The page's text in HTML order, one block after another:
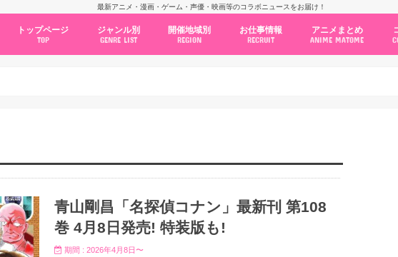
最新アニメ・漫画・ゲーム・声優・映画等のコラボニュースをお届け！
トップページ
TOP
ジャンル別
GENRE LIST
開催地域別
REGION
お仕事情報
RECRUIT
アニメまとめ
ANIME MATOME
青山剛昌「名探偵コナン」最新刊 第108
巻 4月8日発売! 特装版も!
期間 : 2026年4月8日〜